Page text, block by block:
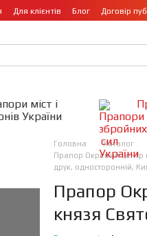
Для клієнтів Блог Договір
міст і
України
Головна Каталог
Прапор Окремий центр
друк, односторонній,
Прапор
князя